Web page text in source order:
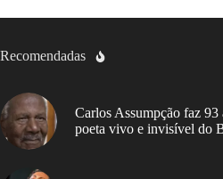
Recomendadas
Carlos Assumpção faz
poeta vivo e invisível do